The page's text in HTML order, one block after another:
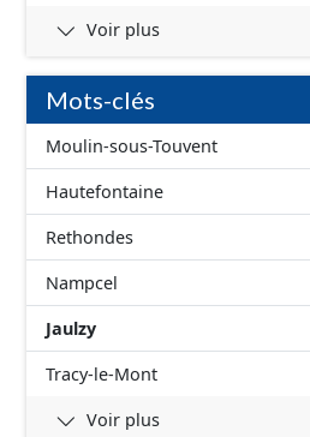
Voir plus
Mots-clés
Moulin-sous-Touvent
Hautefontaine
Rethondes
Nampcel
Jaulzy
Tracy-le-Mont
Voir plus